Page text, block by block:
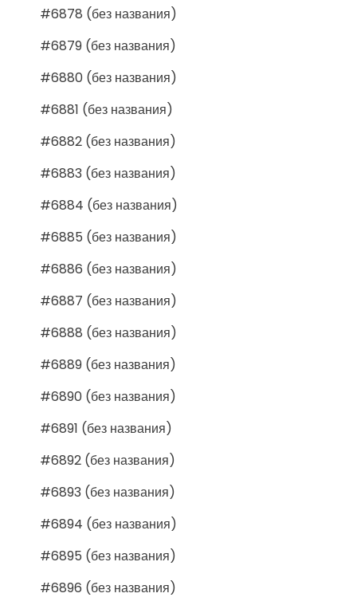
#6878 (без названия)
#6879 (без названия)
#6880 (без названия)
#6881 (без названия)
#6882 (без названия)
#6883 (без названия)
#6884 (без названия)
#6885 (без названия)
#6886 (без названия)
#6887 (без названия)
#6888 (без названия)
#6889 (без названия)
#6890 (без названия)
#6891 (без названия)
#6892 (без названия)
#6893 (без названия)
#6894 (без названия)
#6895 (без названия)
#6896 (без названия)